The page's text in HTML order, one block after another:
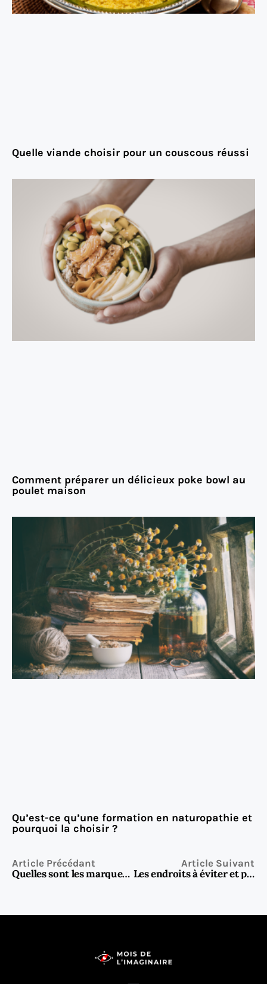
Quelle viande choisir pour un couscous réussi
Comment préparer un délicieux poke bowl au
poulet maison
Qu’est-ce qu’une formation en naturopathie et
pourquoi la choisir ?
Article Précédant
Quelles sont les marques de réfrigérateur à éviter ?
Article Suivant
Les endroits à éviter et pièges à éviter dans les Pouilles